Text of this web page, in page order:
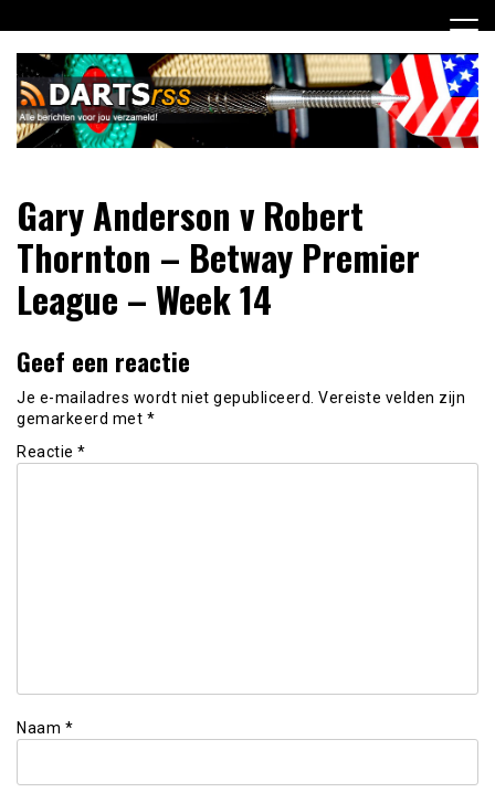
naar
inhoud
DartsRSS
verzameld!
Gary Anderson v Robert
Thornton – Betway Premier
League – Week 14
Geef een reactie
Je e-mailadres wordt niet gepubliceerd. Vereiste velden zijn
gemarkeerd met *
Reactie *
Naam *